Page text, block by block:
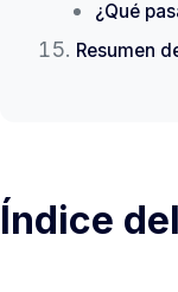
¿Qué
Resumen
Índice